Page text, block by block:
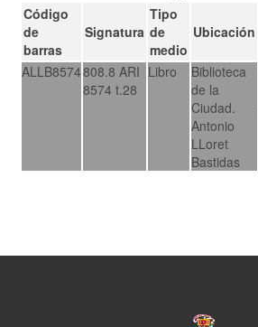
Código
de
barras
Signatura
Tipo
de
medio
Ubicación
ALLB8574808.8 ARI
8574 t.28
Libro
Biblioteca
de la
Ciudad.
Antonio
LLoret
Bastidas